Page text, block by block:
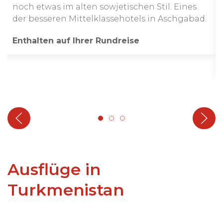
noch etwas im alten sowjetischen Stil. Eines
der besseren Mittelklassehotels in Aschgabad.
Enthalten auf Ihrer Rundreise
Ausflüge in
Turkmenistan